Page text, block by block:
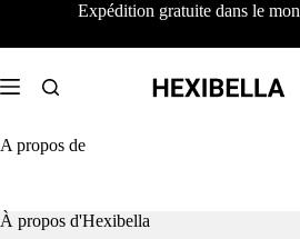
contenu
Expédition gratuite dans le
A propos de
À propos d'Hexibella